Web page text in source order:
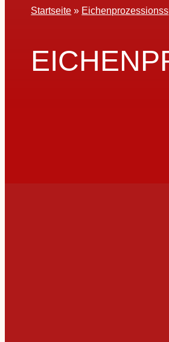
Startseite »